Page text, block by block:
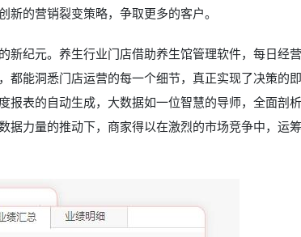
新的营销裂变策略，争取更多的客户。
新纪元。养生行业门店借助养生馆管理软件，每日经
能洞悉门店运营的每一个细节，真正实现了决策的
表的自动生成，大数据如一位智慧的导师，全面剖
力量的推动下，商家得以在激烈的市场竞争中，运